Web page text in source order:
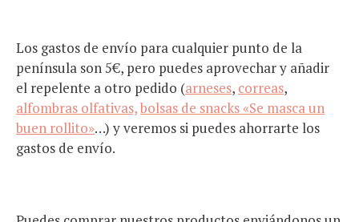
Los gastos de envío para cualquier punto de la
península son 5€, pero puedes aprovechar y añadir
el repelente a otro pedido (arneses, correas,
alfombras olfativas,bolsas de snacks «Se masca un
buen rollito»…) y veremos si puedes ahorrarte los
gastos de envío.